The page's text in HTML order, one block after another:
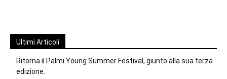
Ultimi Articoli
Ritorna il Palmi Young Summer Festival, giunto alla sua terza
edizione.